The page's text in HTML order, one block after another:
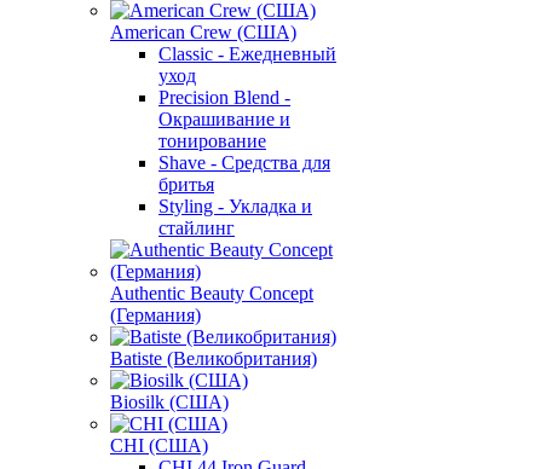
American Crew (США)
Classic - Ежедневный
уход
Precision Blend -
Окрашивание и
тонирование
Shave - Средства для
бритья
Styling - Укладка и
стайлинг
Authentic Beauty Concept
(Германия)
Batiste (Великобритания)
Biosilk (США)
CHI (США)